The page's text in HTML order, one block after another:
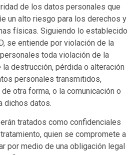
de los datos personales que
un alto riesgo para los derechos y
físicas. Siguiendo lo establecido
se entiende por violación de la
toda violación de la
destrucción, pérdida o alteración
personales transmitidos,
otra forma, o la comunicación o
dichos datos.
tratados como confidenciales
quien se compromete a
por medio de una obligación legal